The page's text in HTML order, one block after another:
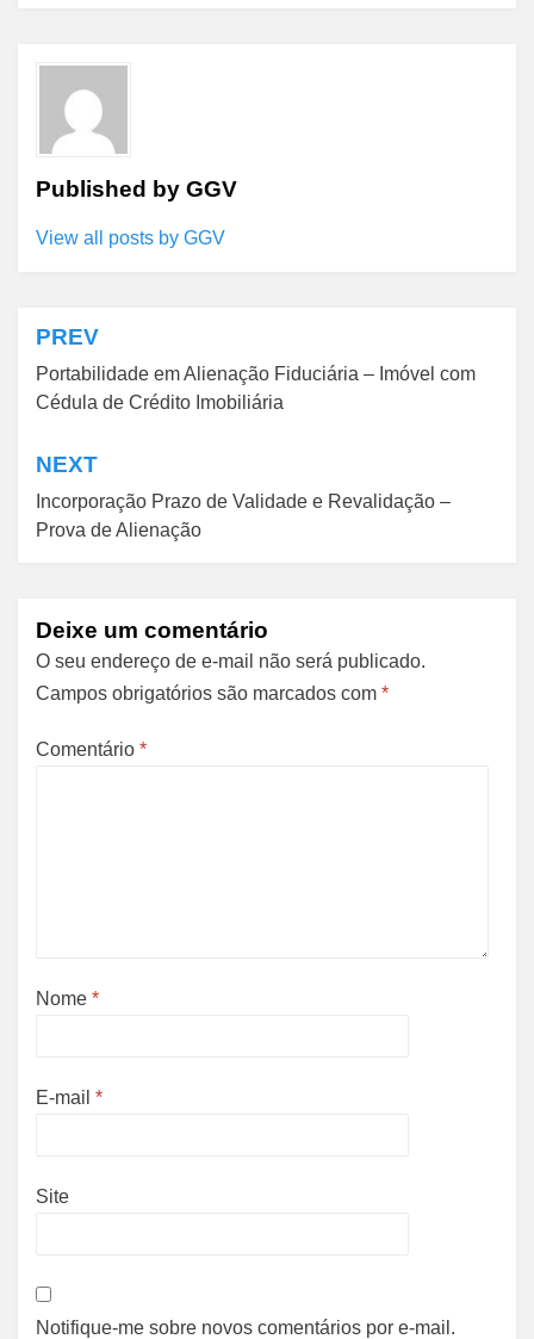
Published by GGV
View all posts by GGV
Navegação
de
PREV
Portabilidade em Alienação Fiduciária – Imóvel com
Cédula de Crédito Imobiliária
NEXT
Incorporação Prazo de Validade e Revalidação –
Prova de Alienação
Deixe um comentário
O seu endereço de e-mail não será publicado.
Campos obrigatórios são marcados com *
Comentário *
Nome *
E-mail *
Site
Notifique-me sobre novos comentários por e-mail.